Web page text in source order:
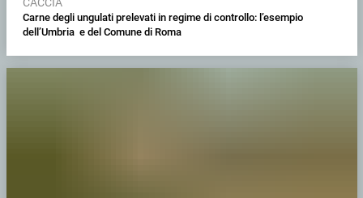
Carne degli ungulati prelevati in regime di controllo: l’esempio
dell’Umbria e del Comune di Roma